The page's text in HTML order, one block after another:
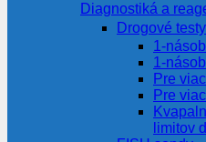
Diagnostiká a
Drogové testy
1-
1-
Pre
Pre
limitov